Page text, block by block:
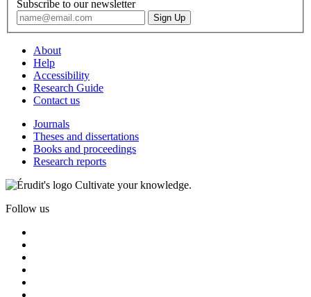
Subscribe to our newsletter
About
Help
Accessibility
Research Guide
Contact us
Journals
Theses and dissertations
Books and proceedings
Research reports
Cultivate your knowledge.
Follow us